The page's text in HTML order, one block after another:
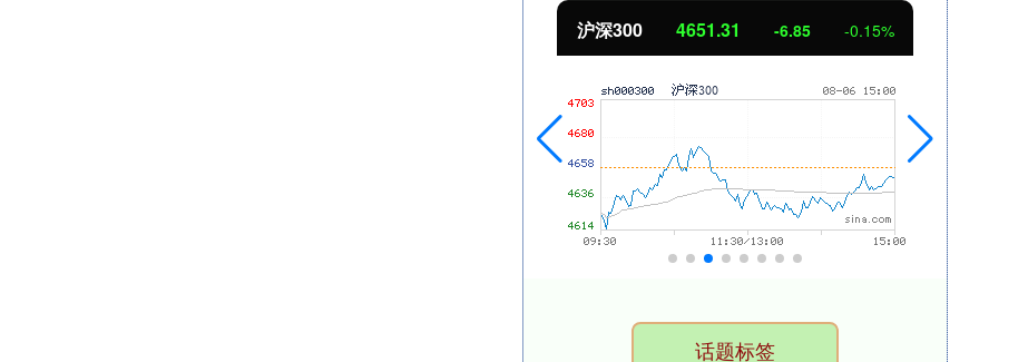
沪深300 4651.31 -6.85 -0.15%
话题标签